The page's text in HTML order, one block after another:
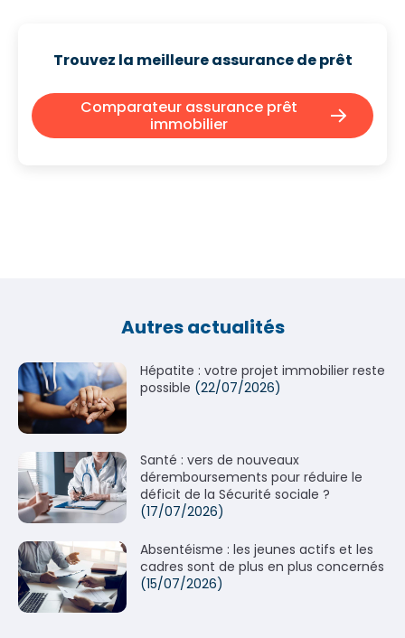
Trouvez la meilleure assurance de prêt
Comparateur assurance prêt
immobilier
Autres actualités
Hépatite : votre projet immobilier reste
possible (22/07/2026)
Santé : vers de nouveaux
déremboursements pour réduire le
déficit de la Sécurité sociale ?
(17/07/2026)
Absentéisme : les jeunes actifs et les
cadres sont de plus en plus concernés
(15/07/2026)